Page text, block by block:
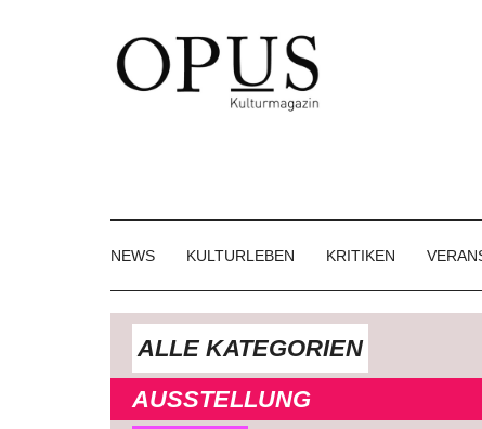
Großregion
NEWS KULTURLEBEN KRITIKEN
ALLE KATEGORIEN
AUSSTELLUNG